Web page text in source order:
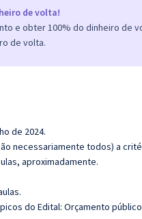
de volta!
e obter 100% do dinheiro de
de volta.
de 2024.
necessariamente todos) a
aproximadamente.
do Edital: Orçamento